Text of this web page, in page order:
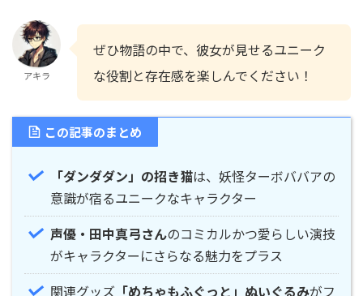
アキラ
ぜひ物語の中で、彼女が見せるユニーク
な役割と存在感を楽しんでください！
この記事のまとめ
「ダンダダン」の招き猫は、妖怪ターボババアの
意識が宿るユニークなキャラクター
声優・田中真弓さんのコミカルかつ愛らしい演技
がキャラクターにさらなる魅力をプラス
関連グッズ 「めちゃもふぐっと」ぬいぐるみがフ